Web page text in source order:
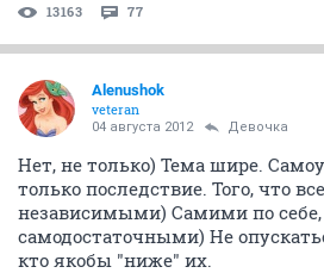
13163 77
Alenushok
veteran
04 августа 2012 Девочка
Нет, не только) Тема шире.
только последствие. Того, что
независимыми) Самими по
самодостаточными) Не
кто якобы "ниже" их.